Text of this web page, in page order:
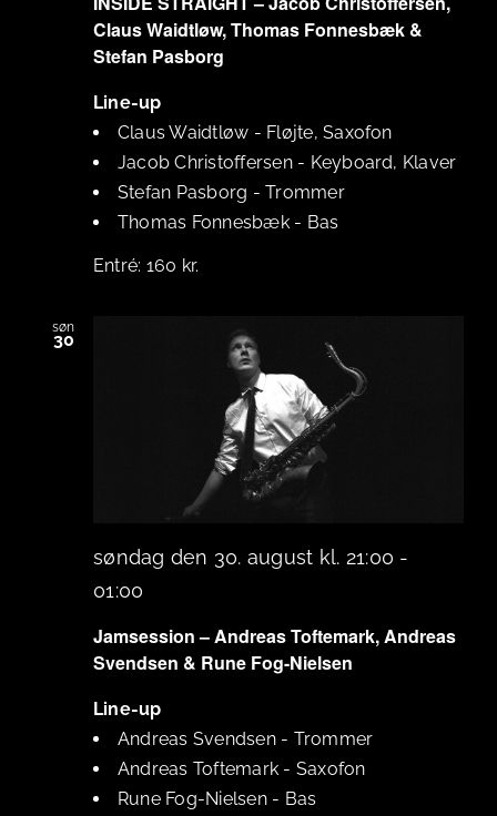
Claus Waidtløw, Thomas Fonnesbæk &
Stefan Pasborg
Line-up
Claus Waidtløw - Fløjte, Saxofon
Jacob Christoffersen- Keyboard, Klaver
Stefan Pasborg -Trommer
Thomas Fonnesbæk- Bas
160 kr.
søn
30
søndag den 30. august kl. 21:00 -
01:00
Jamsession – Andreas Toftemark, Andreas
Svendsen & Rune Fog-Nielsen
Line-up
Andreas Svendsen- Trommer
Andreas Toftemark - Saxofon
Rune Fog-Nielsen- Bas